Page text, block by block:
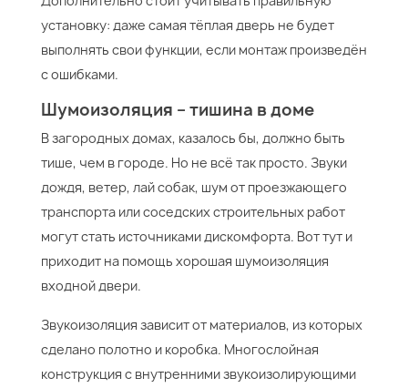
установку: даже самая тёплая дверь не будет
выполнять свои функции, если монтаж произведён
с ошибками.
Шумоизоляция – тишина в доме
В загородных домах, казалось бы, должно быть
тише, чем в городе. Но не всё так просто. Звуки
дождя, ветер, лай собак, шум от проезжающего
транспорта или соседских строительных работ
могут стать источниками дискомфорта. Вот тут и
приходит на помощь хорошая шумоизоляция
входной двери.
Звукоизоляция зависит от материалов, из которых
сделано полотно и коробка. Многослойная
конструкция с внутренними звукоизолирующими